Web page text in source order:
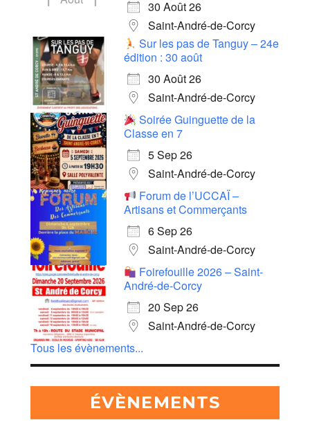
30 Août 26
Saint-André-de-Corcy
Sur les pas de Tanguy – 24e
édition : 30 août
30 Août 26
Saint-André-de-Corcy
Soirée Guinguette de la
Classe en 7
5 Sep 26
Saint-André-de-Corcy
Forum de l’UCCAÏ –
Artisans et Commerçants
6 Sep 26
Saint-André-de-Corcy
Foirefouille 2026 – Saint-
André-de-Corcy
20 Sep 26
Saint-André-de-Corcy
Tous les évènements...
ÉVÈNEMENTS